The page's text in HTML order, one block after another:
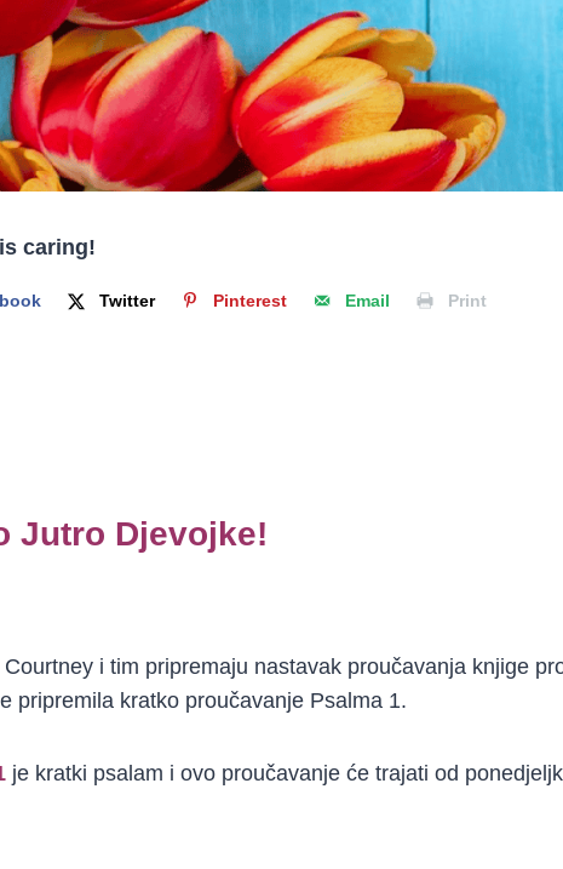
caring!
Twitter Pinterest Email Print
Jutro Djevojke!
i tim pripremaju nastavak proučavanja knjige
pripremila kratko proučavanje Psalma 1.
je kratki psalam i ovo proučavanje će trajati od